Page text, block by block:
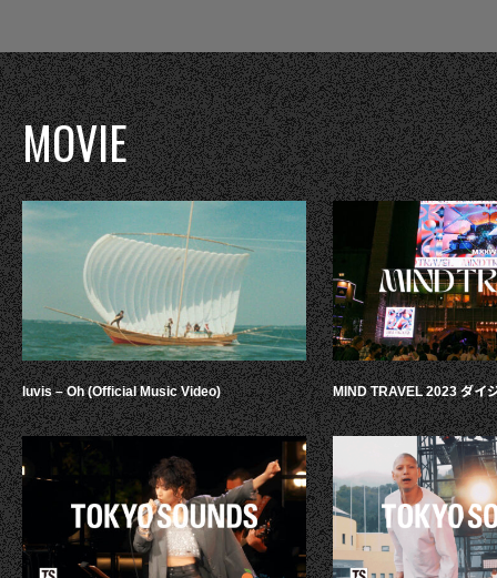
MOVIE
luvis – Oh (Official Music Video) MIND TRAVEL 2023 ダイ